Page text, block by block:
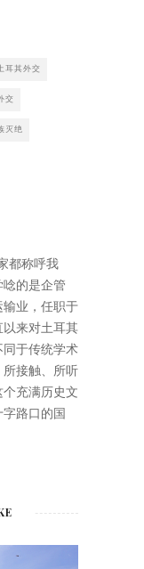
耳其外交
交
灭绝
都称呼我
唸的是企管
业，任职于
来对土耳其
于传统学术
接触、所听
充满历史文
路口的国